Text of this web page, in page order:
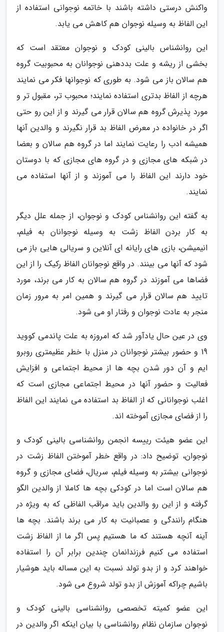
واکنش درستی داشته باشند با خاتمه نوجوانی استفاده از
این الفاظ به وسیله نوجوان هم کاهش می یابد.
این روانشناس بالینی کودک و نوجوان معتقد است که
بخشی از ریشه و علت بددهنی نوجوانان به محبوبیت گروه
هم سالان باز می شود. به طوری که نوجوانها فکر می نمایند
هرچه از الفاظ بدتری استفاده نمایند؛ محبوب تر، مقبول تر و
مورد پذیرش گروه هم سالان قرار می گیرند و از این رو حتی
اگر در خانواده در معرض الفاظ بد قرار نگیرند و والدین آنها
همیشه ادب را رعایت نمایند اما در گروه هم سالان و بعضا
در شبکه های مجازی و در گروه های مجازی که با دوستان
خود دارند این الفاظ را می آموزند و از آنها استفاده می
نمایند.
به گفته این روانشناس کودک و نوجوان، از جمله علل دیگر
به کار بردن الفاظ زشت به وسیله نوجوانان به فیلم،
انیمیشن، بازی های رایانه ای آنلاین و سریالی هایی باز می
شود که آنها می بینند. در واقع نوجوانان الفاظ رکیک را از این
فضاها می آموزند در گروه هم سالان به کار می برند، مورد
تایید هم سالان قرار می گیرند و همین امر به مرور زمان
منجر به عادت نوجوان و رفتار او می شود.
وی در عین حال یادآور شد که امروزه به علت پاندمی کووید
19 و حضور بیشتر نوجوانان در منزل با خطر عظیمتری روبرو
ایم و آن دور شدن بچه ها از محیط اجتماعی و افزایش
فعالیت و حضور آنها در محیط اجتماعی مجازی است که
اغلب نوجوانانی که از الفاظ بد استفاده می نمایند این الفاظ
را از فضای مجازی آموخته اند.
این عضو هیئت رییسه انجمن روانشناسی بالینی کودک و
نوجوان، توضیح داد: در واقع خطر آموختن الفاظ زشت در
نوجوانی بیشتر به وسیله فیلم، سریال، فضای مجازی و گروه
هم سالان است اما در کودکی بچه ها کاملا از والدین الگو
گرفته و از این رو والدین باید مراقب الفاظی که به ویژه در
هنگام رانندگی و عصبانیت به کار می برند باشند. بچه ها
آینه آنچه هستند که ما هستیم پس اگر ما از الفاظ زشت
استفاده می کنیم فرزندانمان چندین برابر آن را استفاده
خواهند کرد و از بدو تولد نسبت به این مساله باید هوشیار
باشیم چراکه آموزش از بدو تولد شروع می شود.
این عضو کمیته تخصصی روانشناسی بالینی کودک و
نوجوان سازمان نظام روانشناسی با بیان اینکه اگر والدین در